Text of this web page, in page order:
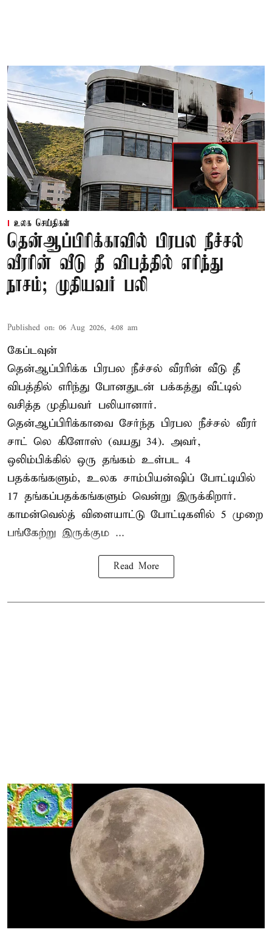
உலக செய்திகள்
தென்ஆப்பிரிக்காவில் பிரபல நீச்சல்
வீரரின் வீடு தீ விபத்தில் எரிந்து
நாசம்; முதியவர் பலி
Published on: 06 Aug 2026, 4:08 am
கேப்டவுன்
தென்ஆப்பிரிக்க பிரபல நீச்சல் வீரரின் வீடு தீ
விபத்தில் எரிந்து போனதுடன் பக்கத்து வீட்டில்
வசித்த முதியவர் பலியானார்.
தென்ஆப்பிரிக்காவை சேர்ந்த பிரபல நீச்சல் வீரர்
சாட் லெ கிளோஸ் (வயது 34). அவர்,
ஒலிம்பிக்கில் ஒரு தங்கம் உள்பட 4
பதக்கங்களும், உலக சாம்பியன்ஷிப் போட்டியில்
17 தங்கப்பதக்கங்களும் வென்று இருக்கிறார்.
காமன்வெல்த் விளையாட்டு போட்டிகளில் 5 முறை
பங்கேற்று இருக்கும ...
Read More